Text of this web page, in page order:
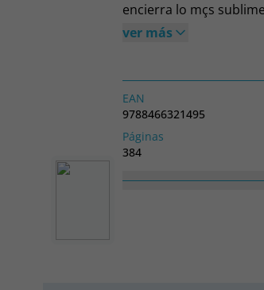
encierra lo mçs
ver más
EAN
9788466321495
Páginas
384